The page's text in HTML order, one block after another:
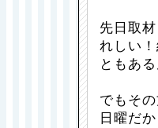
先日取
れしい
ともあ
でもそ
日曜だ